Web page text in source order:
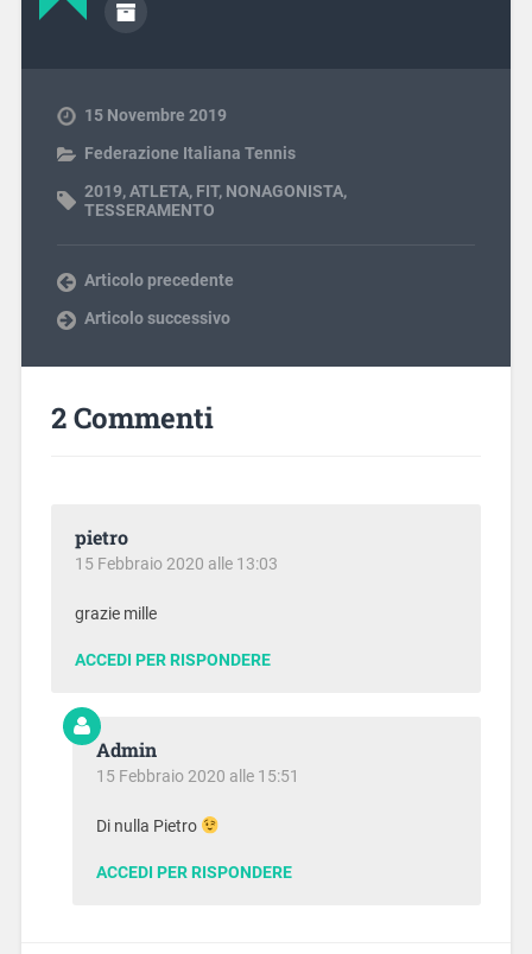
15 Novembre 2019
Federazione Italiana Tennis
2019,ATLETA, FIT, NONAGONISTA,
TESSERAMENTO
Articolo precedente
Articolo successivo
2 Commenti
pietro
15 Febbraio 2020 alle 13:03
grazie mille
ACCEDI PER RISPONDERE
Admin
15 Febbraio 2020 alle 15:51
Di nulla Pietro
ACCEDI PER RISPONDERE